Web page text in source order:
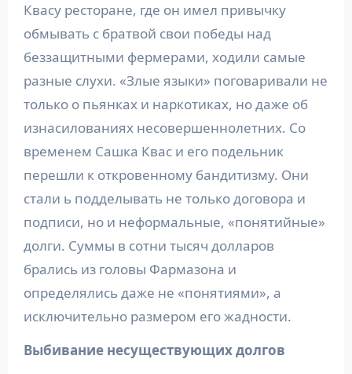
Квасу ресторане, где он имел привычку
обмывать с братвой свои победы над
беззащитными фермерами, ходили самые
разные слухи. «Злые языки» поговаривали не
только о пьянках и наркотиках, но даже об
изнасилованиях несовершеннолетних. Со
временем Сашка Квас и его подельник
перешли к откровенному бандитизму. Они
стали ь подделывать не только договора и
подписи, но и неформальные, «понятийные»
долги. Суммы в сотни тысяч долларов
брались из головы Фармазона и
определялись даже не «понятиями», а
исключительно размером его жадности.
Выбивание несуществующих долгов